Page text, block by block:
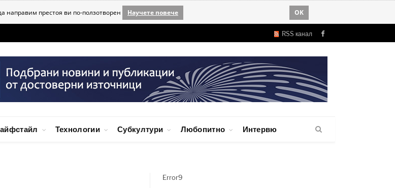
направим престоя ви по-ползотворен Научете повече OK
RSS канал Facebook
Технологии Субкултури Любопитно Интервю
Error9